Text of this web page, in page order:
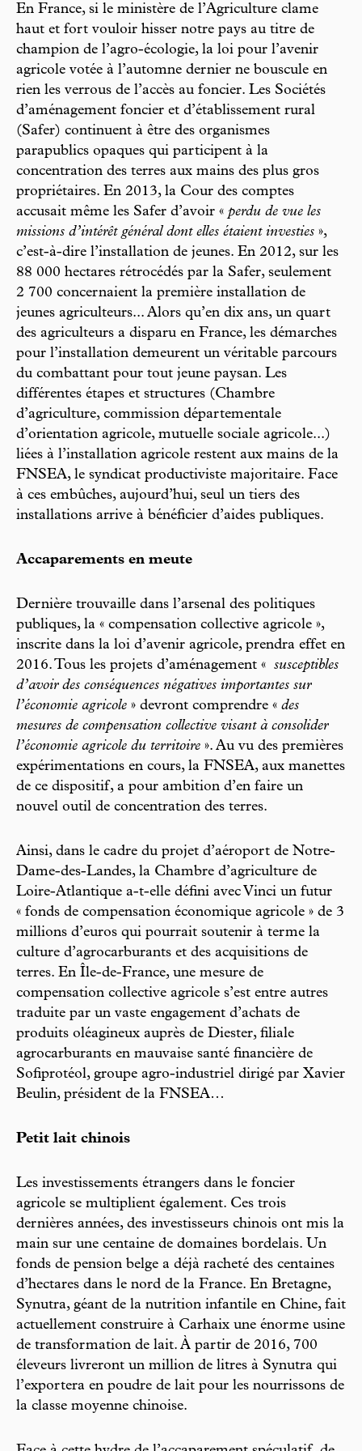
En France, si le ministère de l’Agriculture clame
haut et fort vouloir hisser notre pays au titre de
champion de l’agro-écologie, la loi pour l’avenir
agricole votée à l’automne dernier ne bouscule en
rien les verrous de l’accès au foncier. Les Sociétés
d’aménagement foncier et d’établissement rural
(Safer) continuent à être des organismes
parapublics opaques qui participent à la
concentration des terres aux mains des plus gros
propriétaires. En 2013, la Cour des comptes
accusait même les Safer d’avoir « perdu de vue les
missions d’intérêt général dont elles étaient investies »,
c’est-à-dire l’installation de jeunes. En 2012, sur les
88 000 hectares rétrocédés par la Safer, seulement
2 700 concernaient la première installation de
jeunes agriculteurs... Alors qu’en dix ans, un quart
des agriculteurs a disparu en France, les démarches
pour l’installation demeurent un véritable parcours
du combattant pour tout jeune paysan. Les
différentes étapes et structures (Chambre
d’agriculture, commission départementale
d’orientation agricole, mutuelle sociale agricole...)
liées à l’installation agricole restent aux mains de la
FNSEA, le syndicat productiviste majoritaire. Face
à ces embûches, aujourd’hui, seul un tiers des
installations arrive à bénéficier d’aides publiques.
Accaparements en meute
Dernière trouvaille dans l’arsenal des politiques
publiques, la « compensation collective agricole »,
inscrite dans la loi d’avenir agricole, prendra effet en
2016. Tous les projets d’aménagement « susceptibles
d’avoir des conséquences négatives importantes sur
l’économie agricole » devront comprendre « des
mesures de compensation collective visant à consolider
l’économie agricole du territoire ». Au vu des premières
expérimentations en cours, la FNSEA, aux manettes
de ce dispositif, a pour ambition d’en faire un
nouvel outil de concentration des terres.
Ainsi, dans le cadre du projet d’aéroport de Notre-
Dame-des-Landes, la Chambre d’agriculture de
Loire-Atlantique a-t-elle défini avec Vinci un futur
« fonds de compensation économique agricole » de 3
millions d’euros qui pourrait soutenir à terme la
culture d’agrocarburants et des acquisitions de
terres. En Île-de-France, une mesure de
compensation collective agricole s’est entre autres
traduite par un vaste engagement d’achats de
produits oléagineux auprès de Diester, filiale
agrocarburants en mauvaise santé financière de
Sofiprotéol, groupe agro-industriel dirigé par Xavier
Beulin, président de la FNSEA…
Petit lait chinois
Les investissements étrangers dans le foncier
agricole se multiplient également. Ces trois
dernières années, des investisseurs chinois ont mis la
main sur une centaine de domaines bordelais. Un
fonds de pension belge a déjà racheté des centaines
d’hectares dans le nord de la France. En Bretagne,
Synutra, géant de la nutrition infantile en Chine, fait
actuellement construire à Carhaix une énorme usine
de transformation de lait. À partir de 2016, 700
éleveurs livreront un million de litres à Synutra qui
l’exportera en poudre de lait pour les nourrissons de
la classe moyenne chinoise.